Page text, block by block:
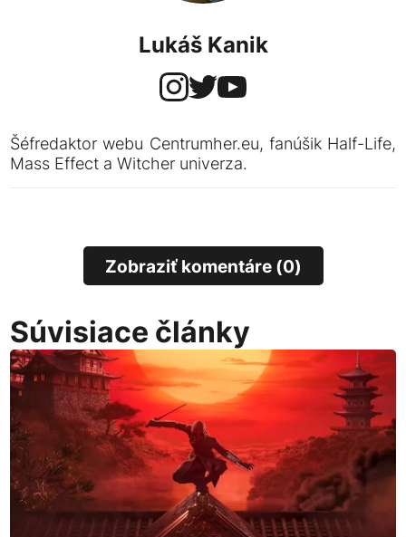
Lukáš Kanik
Šéfredaktor webu Centrumher.eu, fanúšik Half-Life,
Mass Effect a Witcher univerza.
Zobraziť komentáre (0)
Súvisiace články